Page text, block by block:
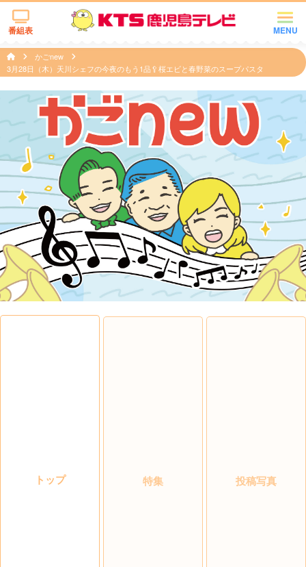
MENU
番組表
かごnew
3月28日（木）天川シェフの今夜のもう1品🥄桜エビと春野菜のスープパスタ
トップ 特集 投稿写真